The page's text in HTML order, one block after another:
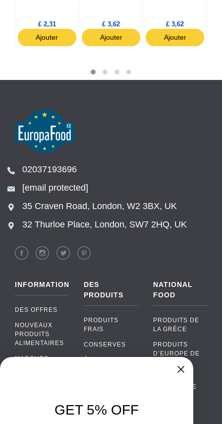
£ 2,31
Ajouter
£ 3,62
Ajouter
£ 3,62
Ajouter
02037193696
[email protected]
35 Craven Road, London, W2 3BX, UK
32 Thurloe Place, London, SW7 2HQ, UK
INFORMATION
DES OFFRES
NOUVEAUX
PRODUITS
ALIMENTAIRES
MARQUES
DES
PRODUITS
PRODUITS
FRAIS
CONSERVES
ALCOOL
NATIONAL
FOOD
PRODUITS DE
LA GRÈCE
PRODUITS
D’EUROPE DE
PORTUGAISE
WhatsApp
GET 5% OFF